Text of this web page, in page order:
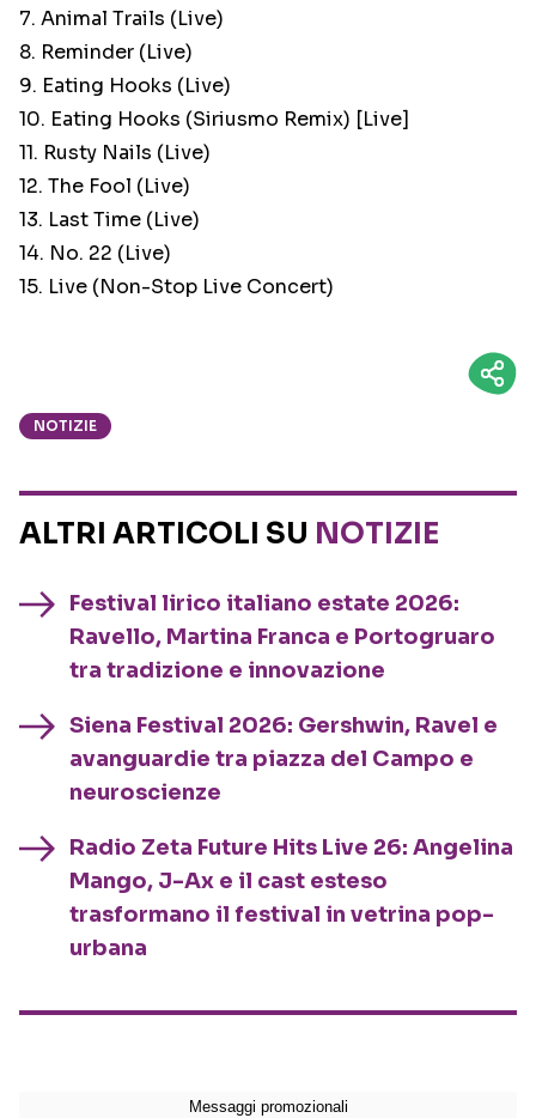
7. Animal Trails (Live)
8. Reminder (Live)
9. Eating Hooks (Live)
10. Eating Hooks (Siriusmo Remix) [Live]
11. Rusty Nails (Live)
12. The Fool (Live)
13. Last Time (Live)
14. No. 22 (Live)
15. Live (Non-Stop Live Concert)
NOTIZIE
ALTRI ARTICOLI SU NOTIZIE
Festival lirico italiano estate 2026:
Ravello, Martina Franca e Portogruaro
tra tradizione e innovazione
Siena Festival 2026: Gershwin, Ravel e
avanguardie tra piazza del Campo e
neuroscienze
Radio Zeta Future Hits Live 26: Angelina
Mango, J-Ax e il cast esteso
trasformano il festival in vetrina pop-
urbana